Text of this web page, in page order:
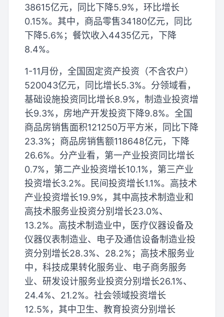
38615亿元，同比下降5.9%，环比增长
0.15%。其中，商品零售34180亿元，同比
下降5.6%；餐饮收入4435亿元，下降
8.4%。
1-11月份，全国固定资产投资（不含农户）
520043亿元，同比增长5.3%。分领域看，
基础设施投资同比增长8.9%，制造业投资增
长9.3%，房地产开发投资下降9.8%。全国
商品房销售面积121250万平方米，同比下降
23.3%；商品房销售额118648亿元，下降
26.6%。分产业看，第一产业投资同比增长
0.7%，第二产业投资增长10.1%，第三产业
投资增长3.2%。民间投资增长1.1%。高技术
产业投资增长19.9%，其中高技术制造业和
高技术服务业投资分别增长23.0%、
13.2%。高技术制造业中，医疗仪器设备及
仪器仪表制造业、电子及通信设备制造业投
资分别增长28.3%、28.2%；高技术服务业
中，科技成果转化服务业、电子商务服务
业、研发设计服务业投资分别增长26.1%、
24.4%、21.2%。社会领域投资增长
12.5%，其中卫生、教育投资分别增长